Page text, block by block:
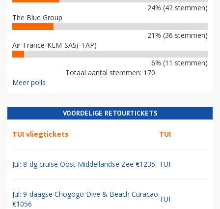
24% (42 stemmen)
The Blue Group
21% (36 stemmen)
Air-France-KLM-SAS(-TAP)
6% (11 stemmen)
Totaal aantal stemmen: 170
Meer polls
VOORDELIGE RETOURTICKETS
TUI vliegtickets TUI
Jul: 8-dg cruise Oost Middellandse Zee €1235 TUI
Jul: 9-daagse Chogogo Dive & Beach Curacao
€1056
TUI